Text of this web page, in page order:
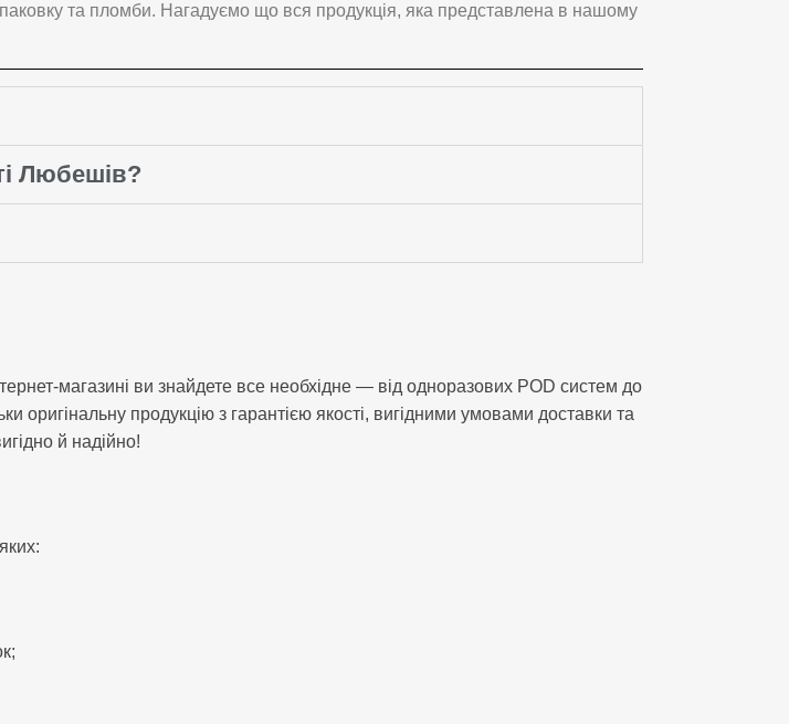
та пломби. Нагадуємо що вся продукція, яка представлена в нашому
Любешів?
магазині ви знайдете все необхідне — від одноразових POD систем до
оригінальну продукцію з гарантією якості, вигідними умовами доставки та
й надійно!